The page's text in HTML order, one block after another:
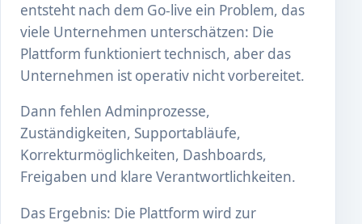
entsteht nach dem Go-live ein Problem, das
viele Unternehmen unterschätzen: Die
Plattform funktioniert technisch, aber das
Unternehmen ist operativ nicht vorbereitet.
Dann fehlen Adminprozesse,
Zuständigkeiten, Supportabläufe,
Korrekturmöglichkeiten, Dashboards,
Freigaben und klare Verantwortlichkeiten.
Das Ergebnis: Die Plattform wird zur